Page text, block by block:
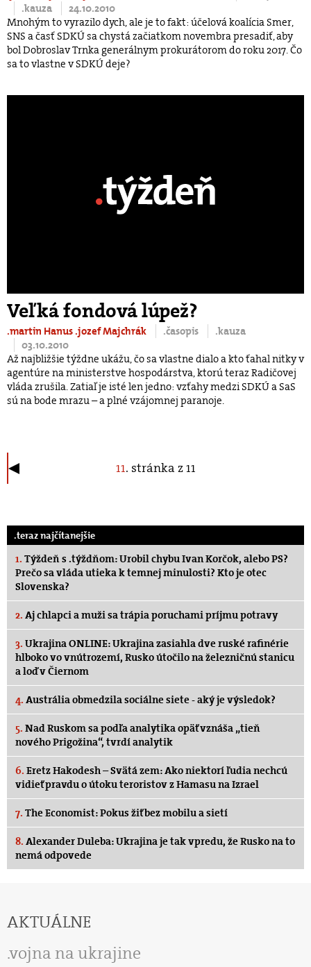
.kauza
24.10.2010
Mnohým to vyrazilo dych, ale je to fakt: účelová koalícia Smer,
SNS a časť SDKÚ sa chystá začiatkom novembra presadiť, aby
bol Dobroslav Trnka generálnym prokurátorom do roku 2017. Čo
sa to vlastne v SDKÚ deje?
Veľká fondová lúpež?
.martin Hanus.jozef Majchrák .časopis
.kauza
03.10.2010
Až najbližšie týždne ukážu, čo sa vlastne dialo a kto ťahal nitky v
agentúre na ministerstve hospodárstva, ktorú teraz Radičovej
vláda zrušila. Zatiaľ je isté len jedno: vzťahy medzi SDKÚ a SaS
sú na bode mrazu – a plné vzájomnej paranoje.
11. stránka z 11
.teraz najčítanejšie
1. Týždeň s .týždňom: Urobil chybu Ivan Korčok, alebo PS?
Prečo sa vláda utieka k temnej minulosti? Kto je otec
Slovenska?
2. Aj chlapci a muži sa trápia poruchami príjmu potravy
3. Ukrajina ONLINE: Ukrajina zasiahla dve ruské rafinérie
hlboko vo vnútrozemí, Rusko útočilo na železničnú stanicu
a loď v Čiernom
4. Austrália obmedzila sociálne siete - aký je výsledok?
5. Nad Ruskom sa podľa analytika opäť vznáša „tieň
nového Prigožina“, tvrdí analytik
6. Eretz Hakodesh – Svätá zem: Ako niektorí ľudia nechcú
vidieť pravdu o útoku teroristov z Hamasu na Izrael
7. The Economist: Pokus žiť bez mobilu a sietí
8. Alexander Duleba: Ukrajina je tak vpredu, že Rusko na to
nemá odpovede
AKTUÁLNE
vojna na ukrajine